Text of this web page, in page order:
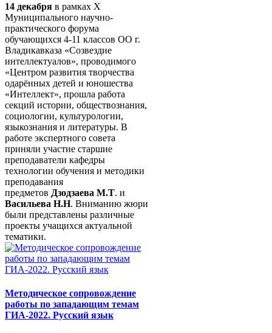
14 декабря в рамках X
Муниципального научно-
практического форума
обучающихся 4-11 классов ОО г.
Владикавказа «Созвездие
интеллектуалов», проводимого
«Центром развития творчества
одарённых детей и юношества
«Интеллект», прошла работа
секций истории, обществознания,
социологии, культурологии,
языкознания и литературы. В
работе экспертного совета
приняли участие старшие
преподаватели кафедры
технологии обучения и методики
преподавания
предметов Дзодзаева М.Т. и
Васильева Н.Н. Вниманию жюри
были представлены различные
проекты учащихся актуальной
тематики.
Методическое сопровождение
работы по западающим темам
ГИА-2022. Русский язык